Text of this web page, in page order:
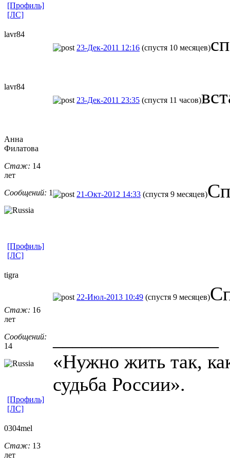
[Профиль]
[ЛС]
lavr84
23-Дек-2011 12:16 (спустя 10 месяцев)
lavr84
23-Дек-2011 23:35 (спустя 11 часов)
Анна
Филатова
Стаж: 14
лет
Сообщений: 1 21-Окт-2012 14:33 (спустя 9 месяцев)
[Профиль]
[ЛС]
tigra
Стаж: 16
лет
Сообщений:
14
22-Июл-2013 10:49 (спустя 9 месяцев)
«Нужно жить так,
судьба России».
[Профиль]
[ЛС]
0304mel
Стаж: 13
лет